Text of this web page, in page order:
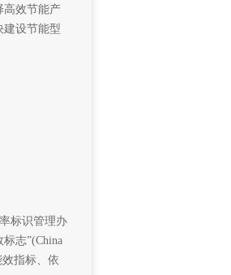
高效节能产
建设节能型
标识管理办
志”(China
指标、依